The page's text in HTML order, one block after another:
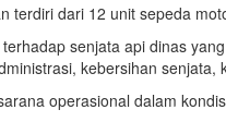
terdiri dari 12 unit sepeda
senjata api dinas
kebersihan
operasional dalam